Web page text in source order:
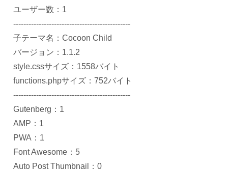
ユーザー数：1
----------------------------------------------
子テーマ名：Cocoon Child
バージョン：1.1.2
style.cssサイズ：1558バイト
functions.phpサイズ：752バイト
----------------------------------------------
Gutenberg：1
AMP：1
PWA：1
Font Awesome：5
Auto Post Thumbnail：0